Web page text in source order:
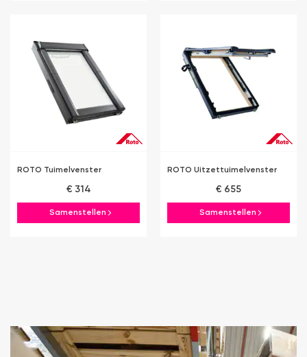
ROTO Tuimelvenster
€ 314
Samenstellen
ROTO Uitzettuimelvenster
€ 655
Samenstellen